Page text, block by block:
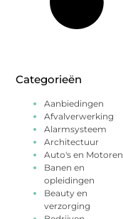
Categorieën
Aanbiedingen
Afvalverwerking
Alarmsysteem
Architectuur
Auto's en Motoren
Banen en
opleidingen
Beauty en
verzorging